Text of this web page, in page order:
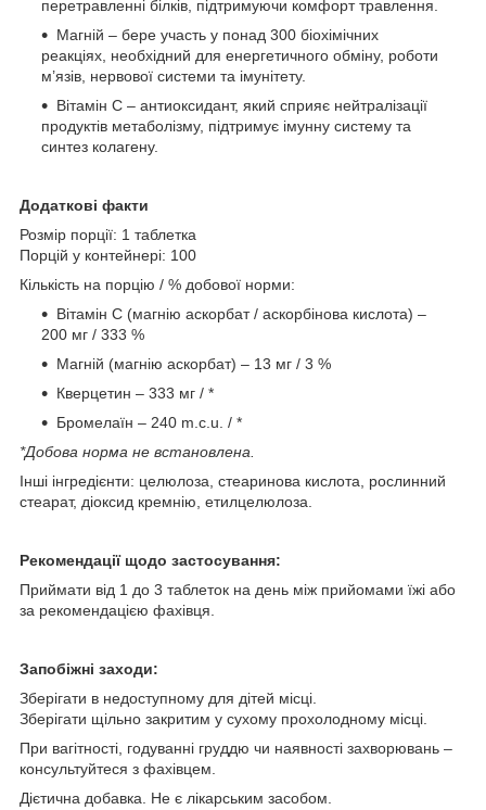
перетравленні білків, підтримуючи комфорт травлення.
Магній – бере участь у понад 300 біохімічних
реакціях, необхідний для енергетичного обміну, роботи
м’язів, нервової системи та імунітету.
Вітамін С – антиоксидант, який сприяє нейтралізації
продуктів метаболізму, підтримує імунну систему та
синтез колагену.
Додаткові факти
Розмір порції: 1 таблетка
Порцій у контейнері: 100
Кількість на порцію / % добової норми:
Вітамін С (магнію аскорбат / аскорбінова кислота) –
200 мг / 333 %
Магній (магнію аскорбат) – 13 мг / 3 %
Кверцетин – 333 мг / *
Бромелаїн – 240 m.c.u. / *
*Добова норма не встановлена.
Інші інгредієнти: целюлоза, стеаринова кислота, рослинний
стеарат, діоксид кремнію, етилцелюлоза.
Рекомендації щодо застосування:
Приймати від 1 до 3 таблеток на день між прийомами їжі або
за рекомендацією фахівця.
Запобіжні заходи:
Зберігати в недоступному для дітей місці.
Зберігати щільно закритим у сухому прохолодному місці.
При вагітності, годуванні груддю чи наявності захворювань –
консультуйтеся з фахівцем.
Дієтична добавка. Не є лікарським засобом.